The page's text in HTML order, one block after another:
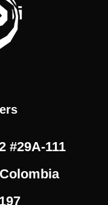
#29A-111